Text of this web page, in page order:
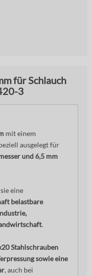
für Schlauch
3
mit einem
ausgelegt für
und 6,5 mm
eine
belastbare
.
Stahlschrauben
sowie eine
, auch bei